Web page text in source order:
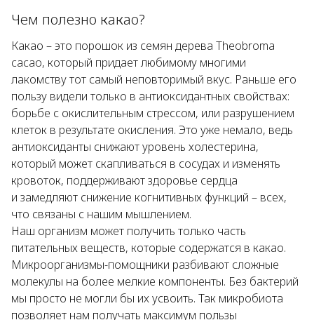
Чем полезно какао?
Какао – это порошок из семян дерева Theobroma
cacao, который придает любимому многими
лакомству тот самый неповторимый вкус. Раньше его
пользу видели только в антиоксидантных свойствах:
борьбе с окислительным стрессом, или разрушением
клеток в результате окисления. Это уже немало, ведь
антиоксиданты снижают уровень холестерина,
который может скапливаться в сосудах и изменять
кровоток, поддерживают здоровье сердца
и замедляют снижение когнитивных функций – всех,
что связаны с нашим мышлением.
Наш организм может получить только часть
питательных веществ, которые содержатся в какао.
Микроорганизмы-помощники разбивают сложные
молекулы на более мелкие компоненты. Без бактерий
мы просто не могли бы их усвоить. Так микробиота
позволяет нам получать максимум пользы